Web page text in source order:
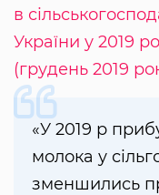
в
України у 2019
(грудень 2019
«У 2019 р
молока у
зменшились